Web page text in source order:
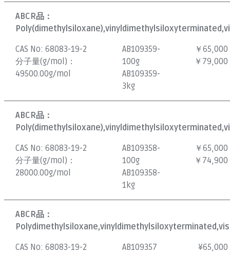
ABCR品：
CAS No:68083-19-2
分子量(g/mol)：
49500.00g/mol
AB109359-
100g
AB109359-
3kg
￥65,000
￥79,000
ABCR品：
CAS No:68083-19-2
分子量(g/mol)：
28000.00g/mol
AB109358-
100g
AB109358-
1kg
￥65,000
￥74,900
ABCR品：
CAS No:68083-19-2
AB109357 ¥65,000